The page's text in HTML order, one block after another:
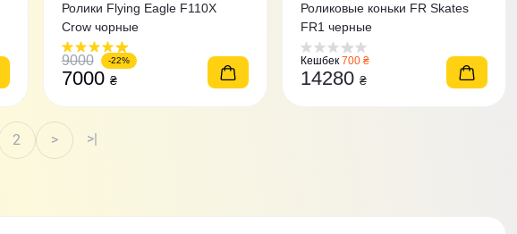
Ролики Flying Eagle F110X
Crow чорные
9000 -22%
7000 ₴
Роликовые коньки FR Skates
FR1 черные
Кешбек 700 ₴
14280 ₴
2 > >|